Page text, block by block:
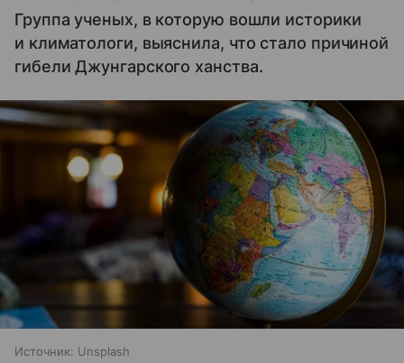
Группа ученых, в которую вошли историки
и климатологи, выяснила, что стало причиной
гибели Джунгарского ханства.
Источник: Unsplash